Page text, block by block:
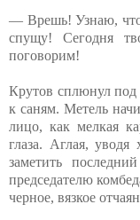
— Врешь! Узнаю, что
спущу! Сегодня
поговорим!
Крутов сплюнул
к саням. Метель
лицо, как мелкая
глаза. Аглая,
заметить
председателю
черное, вязкое